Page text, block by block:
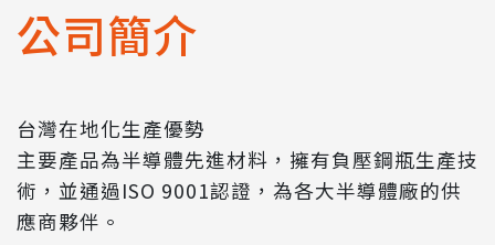
公司簡介
台灣在地化生產優勢
主要產品為半導體先進材料，擁有負壓鋼瓶生產技
術，並通過ISO 9001認證，為各大半導體廠的供
應商夥伴。